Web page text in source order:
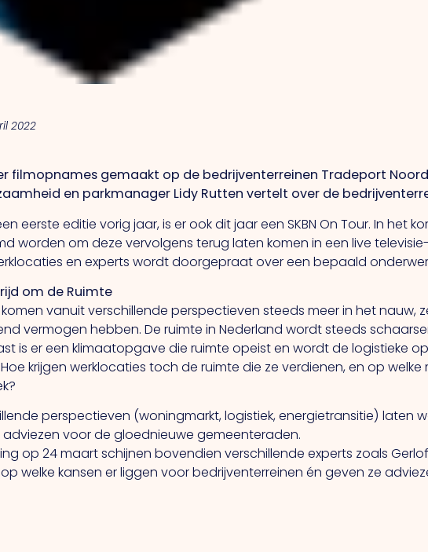
2022
filmopnames gemaakt op de bedrijventerreinen Tradeport
en parkmanager Lidy Rutten vertelt over de
eerste editie vorig jaar, is er ook dit jaar een SKBN On Tour. In het
worden om deze vervolgens terug laten komen in een live
en experts wordt doorgepraat over een bepaald
om de Ruimte
vanuit verschillende perspectieven steeds meer in het nauw,
vermogen hebben. De ruimte in Nederland wordt steeds
is er een klimaatopgave die ruimte opeist en wordt de logistieke
krijgen werklocaties toch de ruimte die ze verdienen, en op
perspectieven (woningmarkt, logistiek, energietransitie) laten
adviezen voor de gloednieuwe gemeenteraden.
op 24 maart schijnen bovendien verschillende experts zoals Gerlof
welke kansen er liggen voor bedrijventerreinen én geven ze